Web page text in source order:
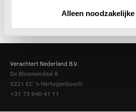
Alleen
Verachtert Nederland B.V.
De Bloemendaal 8
5221 EC 's Hertogenbosch
+31 73 640 41 11